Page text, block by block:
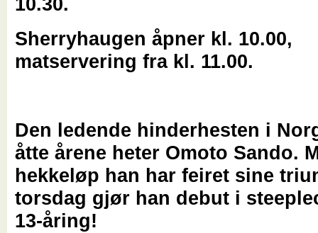
Sherryhaugen åpner kl. 10.00,
matservering fra kl. 11.00.
Den ledende hinderhesten i
åtte årene heter Omoto Sando.
hekkeløp han har feiret sine
torsdag gjør han debut i
13-åring!